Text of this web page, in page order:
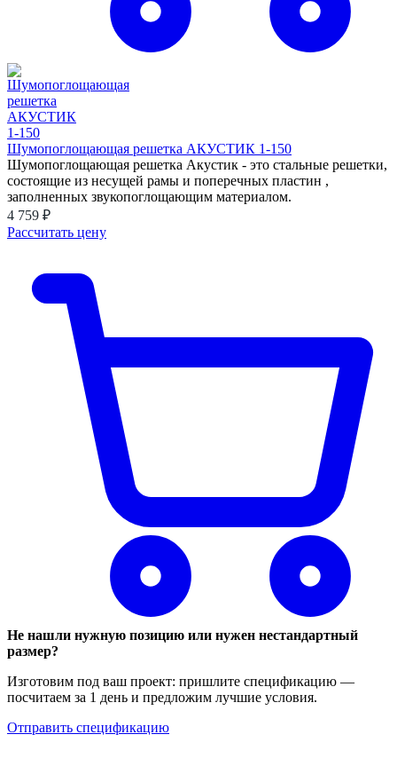
Шумопоглощающая решетка АКУСТИК 1-150
Шумопоглощающая решетка Акустик - это стальные решетки,
состоящие из несущей рамы и поперечных пластин ,
заполненных звукопоглощающим материалом.
4 759 ₽
Рассчитать цену
Не нашли нужную позицию или нужен нестандартный
размер?
Изготовим под ваш проект: пришлите спецификацию —
посчитаем за 1 день и предложим лучшие условия.
Отправить спецификацию